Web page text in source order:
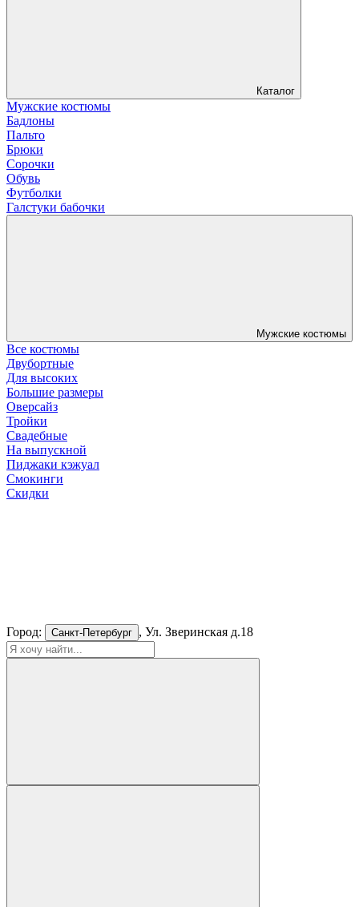
Каталог
Мужские костюмы
Бадлоны
Пальто
Брюки
Сорочки
Обувь
Футболки
Галстуки бабочки
Мужские костюмы
Все костюмы
Двубортные
Для высоких
Большие размеры
Оверсайз
Тройки
Свадебные
На выпускной
Пиджаки кэжуал
Смокинги
Скидки
Город: Санкт-Петербург , Ул. Зверинская д.18